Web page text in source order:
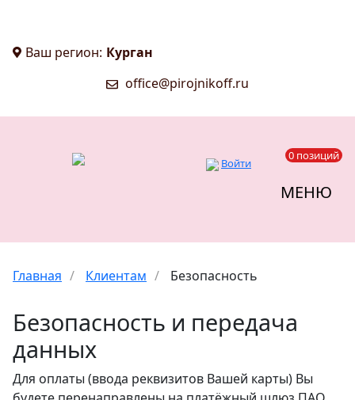
Ваш регион: Курган
office@pirojnikoff.ru
Войти
0 позиций
МЕНЮ
Главная / Клиентам / Безопасность
Безопасность и передача
данных
Для оплаты (ввода реквизитов Вашей карты) Вы